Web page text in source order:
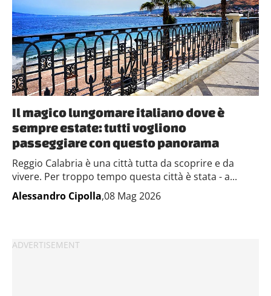
con altre informazioni che hai fornito loro o che hanno
raccolto dal tuo utilizzo dei loro servizi.
Il magico lungomare italiano dove è
sempre estate: tutti vogliono
passeggiare con questo panorama
Reggio Calabria è una città tutta da scoprire e da
vivere. Per troppo tempo questa città è stata - a...
Alessandro Cipolla,08 Mag 2026